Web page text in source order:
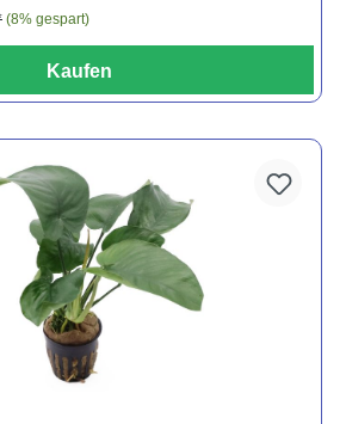
(8% gespart)
Kaufen